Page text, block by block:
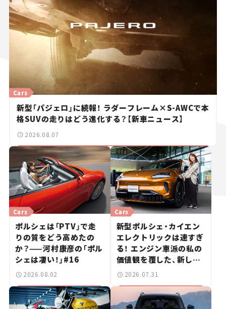
新型「パジェロ」に続報！ ラダーフレーム×S-AWCで本
格SUVの走りはどう進化する？【新車ニュース】
Cars
2026.08.07
ポルシェは「PTV」で走
りの質をどう高めたの
か？——河村康彦の「ポル
シェは凄い！」#16
Cars
2026.08.02
新型ポルシェ・カイエン
エレクトリックは速すぎ
る！ エンジン車派の私の
価値観を覆した、新しい
ポルシェの走り。
Cars
2026.07.31